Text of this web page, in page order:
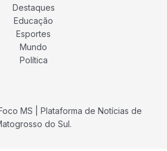
Destaques
Educação
Esportes
Mundo
Política
MS | Plataforma de Notícias de
do Sul.